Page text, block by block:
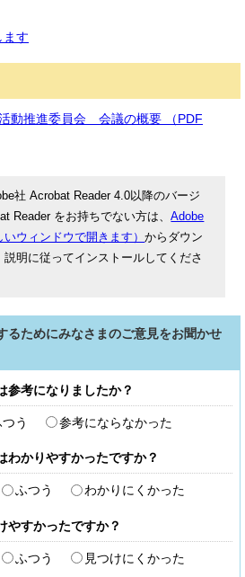
ます
動推進委員会 会議の概要 （PDF
社 Acrobat Reader 4.0以降のバージ
Reader をお持ちでない方は、Adobe
ウィンドウで開きます）からダウン
明に従ってインストールしてくださ
るためにみなさまのご意見をお聞かせ
参考になりましたか？
う 参考にならなかった
わかりやすかったですか？
ふつう わかりにくかった
やすかったですか？
ふつう 見つけにくかった